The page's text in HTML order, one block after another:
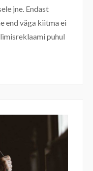
jne. Endast
end väga kiitma ei
puhul